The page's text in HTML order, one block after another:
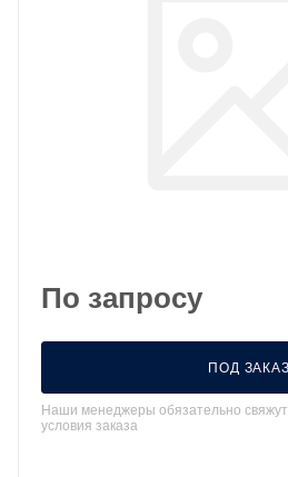
По запросу
ПОД ЗАКАЗ
Наши менеджеры обязательно
условия заказа